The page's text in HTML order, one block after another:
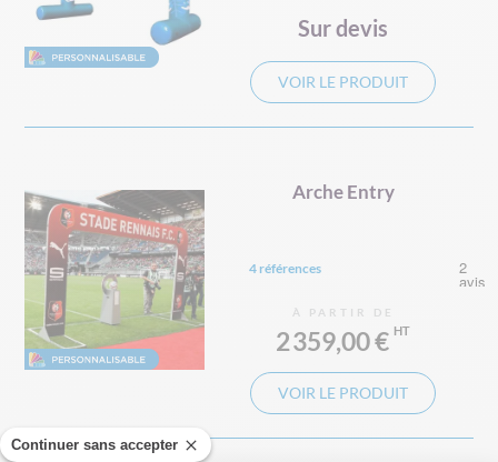
Continuer sans accepter
Sur devis
VOIR LE PRODUIT
Arche Entry
4 références
À PARTIR DE
2 359,00 €
VOIR LE PRODUIT